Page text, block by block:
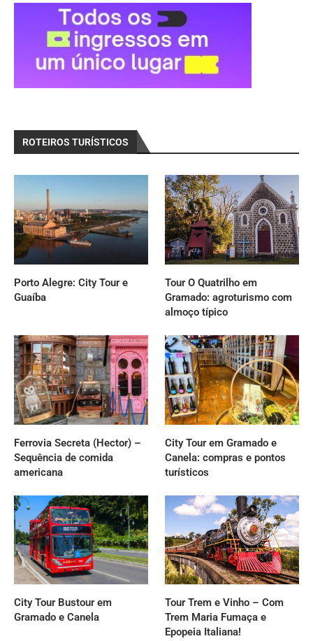
ROTEIROS TURÍSTICOS
Porto Alegre: City Tour e
Guaíba
Tour O Quatrilho em
Gramado: agroturismo com
almoço típico
Ferrovia Secreta (Hector) –
Sequência de comida
americana
City Tour em Gramado e
Canela: compras e pontos
turísticos
City Tour Bustour em
Gramado e Canela
Tour Trem e Vinho – Com
Trem Maria Fumaça e
Epopeia Italiana!